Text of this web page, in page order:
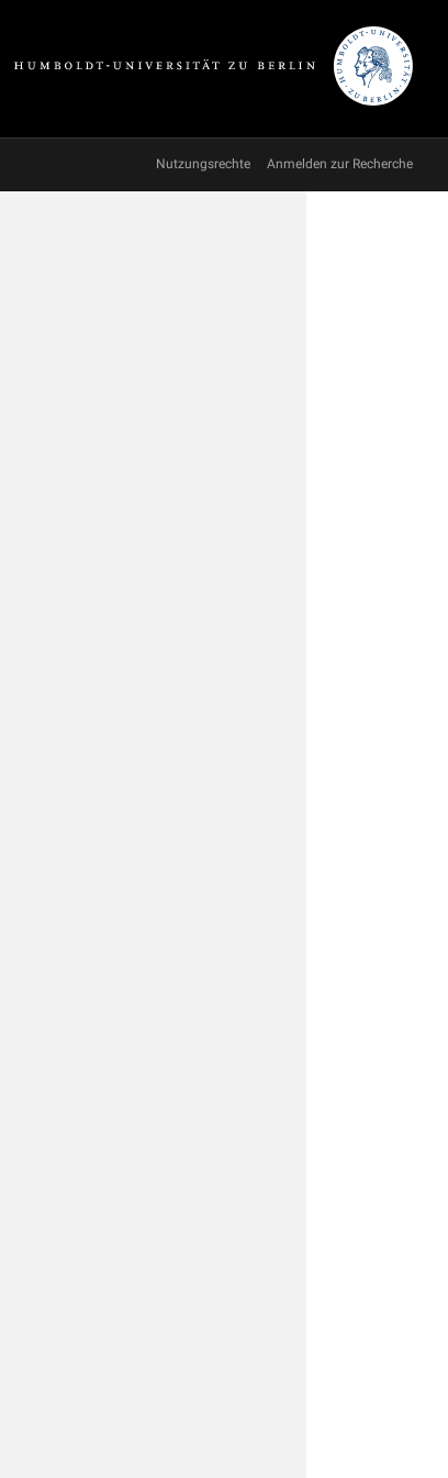
Nutzungsrechte Anmelden zur Recherche